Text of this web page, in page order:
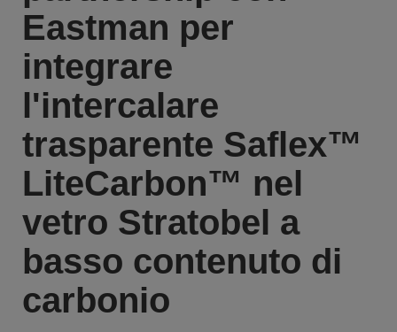
Eastman per
integrare
l'intercalare
trasparente Saflex™
LiteCarbon™ nel
vetro Stratobel a
basso contenuto di
carbonio